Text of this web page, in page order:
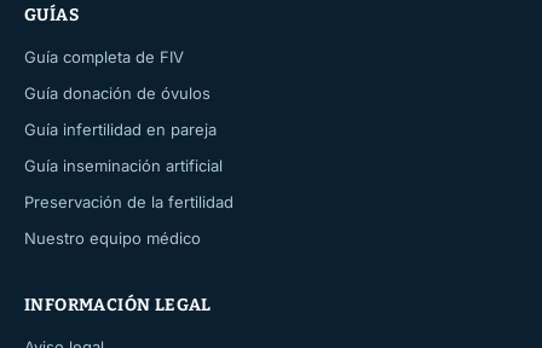
GUÍAS
Guía completa de FIV
Guía donación de óvulos
Guía infertilidad en pareja
Guía inseminación artificial
Preservación de la fertilidad
Nuestro equipo médico
INFORMACIÓN LEGAL